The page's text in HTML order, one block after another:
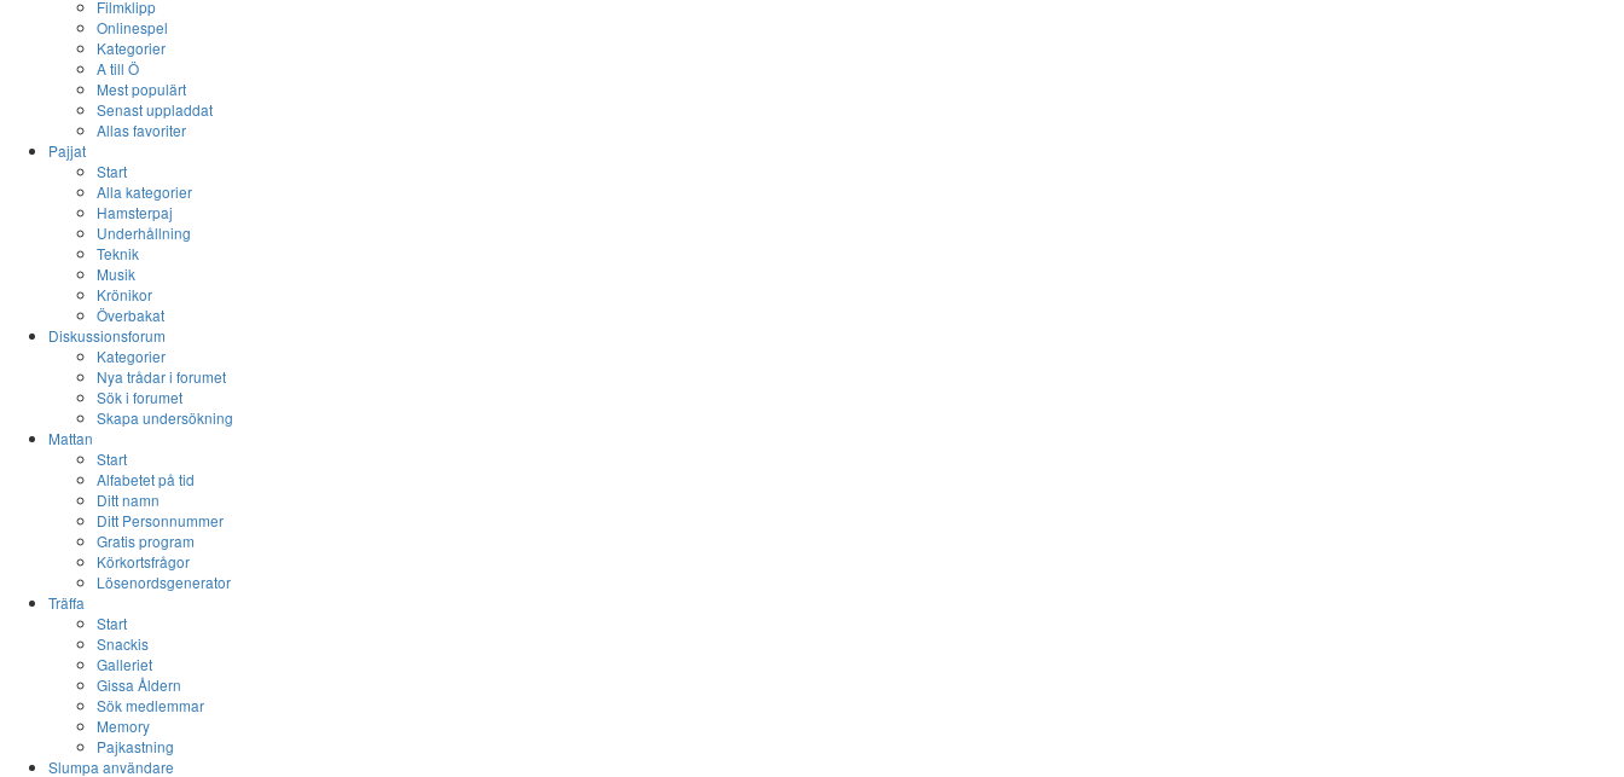
Filmklipp
Onlinespel
Kategorier
A till Ö
Mest populärt
Senast uppladdat
Allas favoriter
Pajjat
Start
Alla kategorier
Hamsterpaj
Underhållning
Teknik
Musik
Krönikor
Överbakat
Diskussionsforum
Kategorier
Nya trådar i forumet
Sök i forumet
Skapa undersökning
Mattan
Start
Alfabetet på tid
Ditt namn
Ditt Personnummer
Gratis program
Körkortsfrågor
Lösenordsgenerator
Träffa
Start
Snackis
Galleriet
Gissa Åldern
Sök medlemmar
Memory
Pajkastning
Slumpa användare